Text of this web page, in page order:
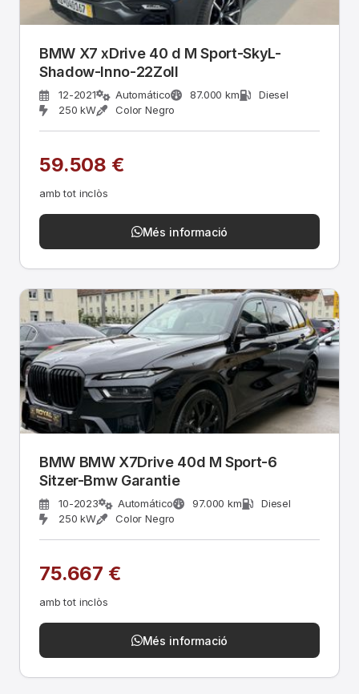
BMW X7 xDrive 40 d M Sport-SkyL-
Shadow-Inno-22Zoll
12-2021 Automático 87.000 km
Diesel
250 kW
Color Negro
59.508 €
amb tot inclòs
Més informació
BMW BMW X7Drive 40d M Sport-6
Sitzer-Bmw Garantie
10-2023 Automático 97.000 km
Diesel
250 kW
Color Negro
75.667 €
amb tot inclòs
Més informació